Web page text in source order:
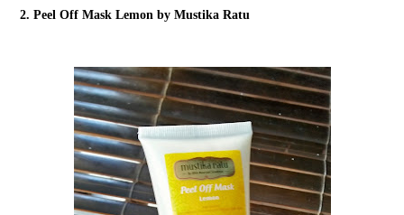
2. Peel Off Mask Lemon by Mustika Ratu